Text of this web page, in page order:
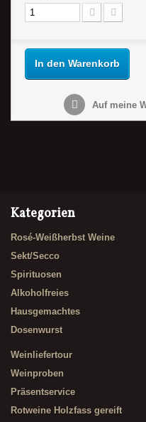
In den Warenkorb
Auf meine
Kategorien
Rosé-Weißherbst Weine
Sekt/Secco
Spirituosen
Alkoholfreies
Hausgemachtes
Dosenwurst
Weinliefertour
Weinproben
Präsentservice
Rotweine Holzfass gereift